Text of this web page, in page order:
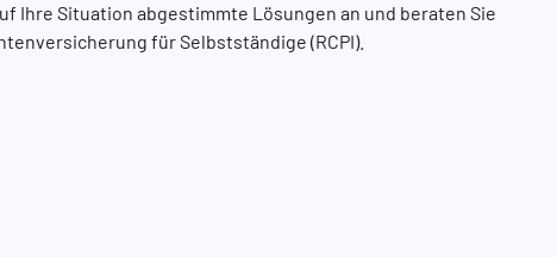
Ihre Situation abgestimmte Lösungen an und beraten Sie
für Selbstständige (RCPI).